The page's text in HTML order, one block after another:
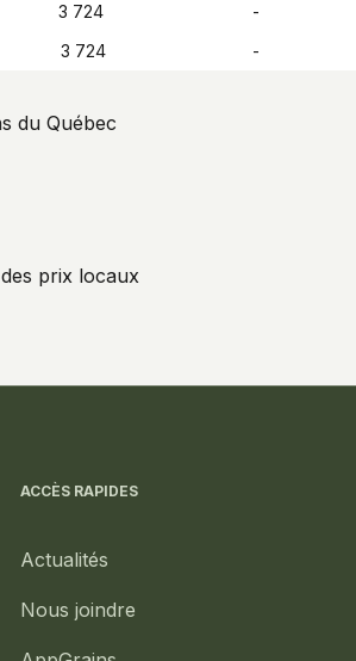
3 724 -
3 724 -
du Québec
prix locaux
ACCÈS RAPIDES
Actualités
Nous joindre